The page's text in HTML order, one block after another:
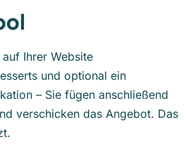
Ihrer Website
und optional ein
– Sie fügen anschließend
verschicken das Angebot. Das